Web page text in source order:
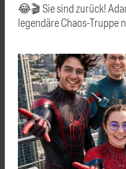
😂🎬 Sie sind zurück!
legendäre Chaos-Truppe